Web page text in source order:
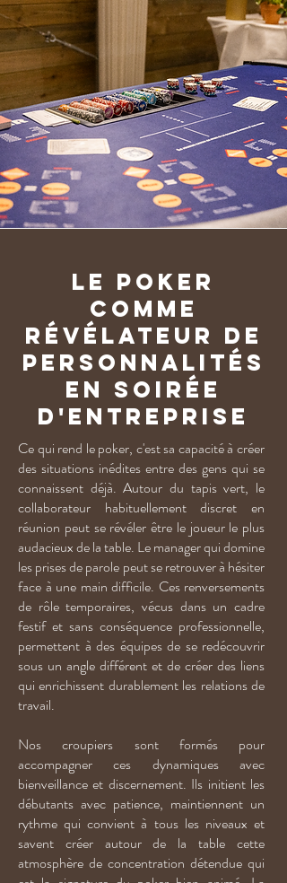
Le poker
comme
révélateur de
personnalités
en soirée
d'entreprise
Ce qui rend le poker, c'est sa capacité à créer
des situations inédites entre des gens qui se
connaissent déjà. Autour du tapis vert, le
collaborateur habituellement discret en
réunion peut se révéler être le joueur le plus
audacieux de la table. Le manager qui domine
les prises de parole peut se retrouver à hésiter
face à une main difficile. Ces renversements
de rôle temporaires, vécus dans un cadre
festif et sans conséquence professionnelle,
permettent à des équipes de se redécouvrir
sous un angle différent et de créer des liens
qui enrichissent durablement les relations de
travail.
Nos croupiers sont formés pour
accompagner ces dynamiques avec
bienveillance et discernement. Ils initient les
débutants avec patience, maintiennent un
rythme qui convient à tous les niveaux et
savent créer autour de la table cette
atmosphère de concentration détendue qui